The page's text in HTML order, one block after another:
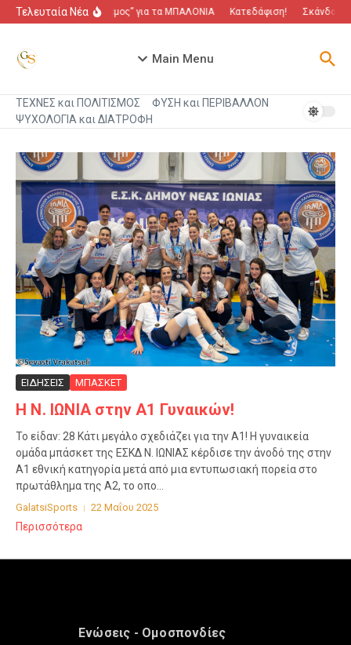
Μετάβαση στο περιεχόμενο
Τελευταία Νέα“Πόλεμος” για τα ΜΠΑΛΟΝΙΑ Κατεδάφιση! Σκάνδαλο
Main Menu
ΤΕΧΝΕΣ και ΠΟΛΙΤΙΣΜΟΣ
ΦΥΣΗ και ΠΕΡΙΒΑΛΛΟΝ
ΨΥΧΟΛΟΓΙΑ και ΔΙΑΤΡΟΦΗ
ΕΙΔΗΣΕΙΣ ΜΠΑΣΚΕΤ
Η Ν. ΙΩΝΙΑ στην Α1 Γυναικών!
Το είδαν: 28 Κάτι μεγάλο σχεδιάζει για την Α1! Η γυναικεία
ομάδα μπάσκετ της ΕΣΚΔ Ν. ΙΩΝΙΑΣ κέρδισε την άνοδό της στην
Α1 εθνική κατηγορία μετά από μια εντυπωσιακή πορεία στο
πρωτάθλημα της Α2, το οπο...
GalatsiSports 22 Μαΐου 2025
Περισσότερα
Ενώσεις - Ομοσπονδίες